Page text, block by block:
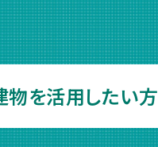
物を活用したい方